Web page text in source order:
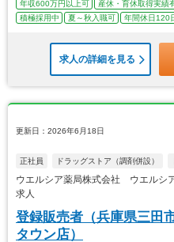
年収600万円以上可 産休・育休取得実績
積極採用中
夏～秋入職可 年間休日120
求人の詳細を見る
更新日：2026年6月18日
正社員 ドラッグストア（調剤併設）
ウエルシア薬局株式会社 ウエルシ
求人
登録販売者（兵庫県三田
タウン店）